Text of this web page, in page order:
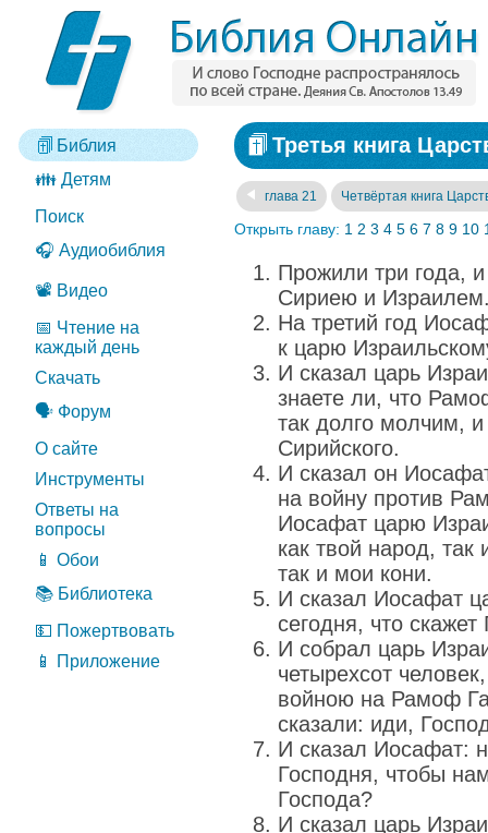
Библия
👪 Детям
Поиск
🎧 Аудиобиблия
📽️ Видео
📅 Чтение на
каждый день
Скачать
🗣️ Форум
О сайте
Инструменты
Ответы на
вопросы
📱 Обои
📚 Библиотека
💵 Пожертвовать
📱 Приложение
Третья книга
глава 21 Четвёртая книга
Открыть главу: 1 2 3 4 5 6 7 8 9 10
Прожили три года,
Сириею и
На третий год
к царю
И сказал царь
знаете ли, что
так долго молчим,
Сирийского.
И сказал он
на войну против
Иосафат царю
как твой народ, так
так и мои кони.
И сказал Иосафат
сегодня, что скажет
И собрал царь
четырехсот
войною на Рамоф
сказали: иди,
И сказал Иосафат:
Господня, чтобы
Господа?
И сказал царь